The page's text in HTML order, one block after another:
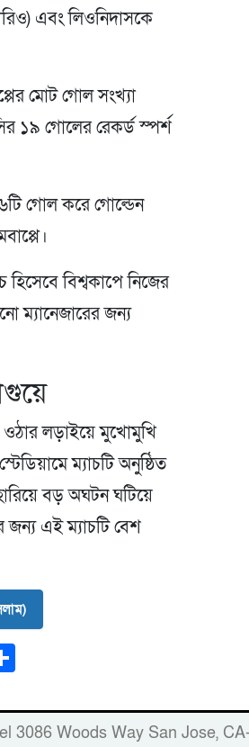
এবং লিওনিদাসকে
মোট গোল সংখ্যা
১৯ গোলের রেকর্ড স্পর্শ
গোল করে গোল্ডেন
বিশ্বকাপে নিজের
ম্যানেজারের জন্য
ওঠার লড়াইয়ে মুখোমুখি
ম্যাচটি অনুষ্ঠিত
বড় অঘটন ঘটিয়ে
জন্য এই ম্যাচটি বেশ
Pavel 3086 Woods Way San Jose,